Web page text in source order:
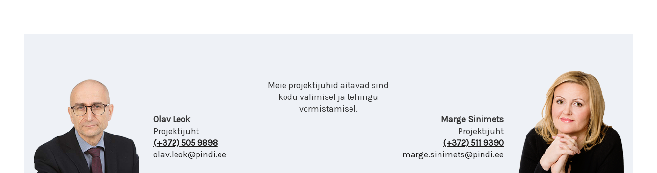
Meie projektijuhid aitavad sind
kodu valimisel ja tehingu
vormistamisel.
Olav Leok
Projektijuht
(+372) 505 9898
olav.leok@pindi.ee
Marge Sinimets
Projektijuht
(+372) 511 9390
marge.sinimets@pindi.ee